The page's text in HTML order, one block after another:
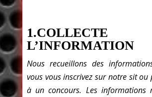
L’INFORMATION
Nous recueillons des
vous vous inscrivez sur notre sit ou
à un concours. Les informations